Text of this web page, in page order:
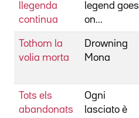
llegenda
continua
legend goes
on...
Tothom la
volia morta
Drowning
Mona
Tots els
abandonats
Ogni
lasciato è